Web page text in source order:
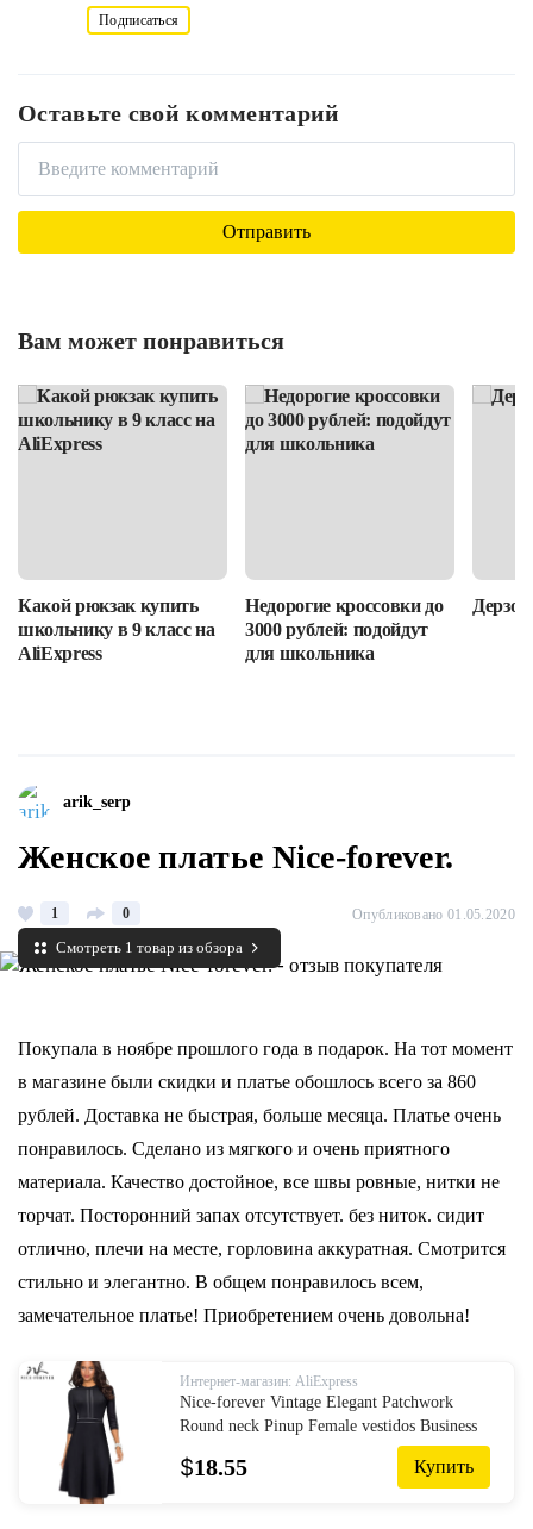
Подписаться
Оставьте свой комментарий
Вам может понравиться
Какой рюкзак купить
школьнику в 9 класс на
AliExpress
Недорогие кроссовки до
3000 рублей: подойдут
для школьника
arik_serp
Женское платье Nice-forever.
1 0 Опубликовано 01.05.2020
Смотреть 1 товар из обзора
Покупала в ноябре прошлого года в подарок. На тот момент
в магазине были скидки и платье обошлось всего за 860
рублей. Доставка не быстрая, больше месяца. Платье очень
понравилось. Сделано из мягкого и очень приятного
материала. Качество достойное, все швы ровные, нитки не
торчат. Посторонний запах отсутствует. без ниток. сидит
отлично, плечи на месте, горловина аккуратная. Смотрится
стильно и элегантно. В общем понравилось всем,
замечательное платье! Приобретением очень довольна!
Интернет-магазин: AliExpress
Nice-forever Vintage Elegant Patchwork
Round neck Pinup Female vestidos Business
Party Flare A-Line Retro Women Dress A135
$18.55 Купить